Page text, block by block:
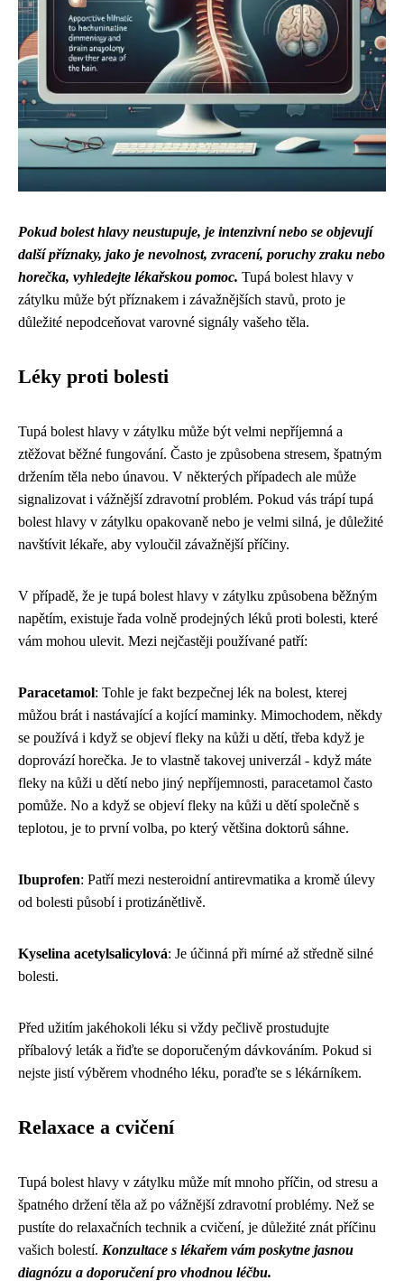
Pokud bolest hlavy neustupuje, je intenzivní nebo se objevují
další příznaky, jako je nevolnost, zvracení, poruchy zraku nebo
horečka, vyhledejte lékařskou pomoc. Tupá bolest hlavy v
zátylku může být příznakem i závažnějších stavů, proto je
důležité nepodceňovat varovné signály vašeho těla.
Léky proti bolesti
Tupá bolest hlavy v zátylku může být velmi nepříjemná a
ztěžovat běžné fungování. Často je způsobena stresem, špatným
držením těla nebo únavou. V některých případech ale může
signalizovat i vážnější zdravotní problém. Pokud vás trápí tupá
bolest hlavy v zátylku opakovaně nebo je velmi silná, je důležité
navštívit lékaře, aby vyloučil závažnější příčiny.
V případě, že je tupá bolest hlavy v zátylku způsobena běžným
napětím, existuje řada volně prodejných léků proti bolesti, které
vám mohou ulevit. Mezi nejčastěji používané patří:
Paracetamol: Tohle je fakt bezpečnej lék na bolest, kterej
můžou brát i nastávající a kojící maminky. Mimochodem, někdy
se používá i když se objevífleky na kůži u dětí, třeba když je
doprovází horečka. Je to vlastně takovej univerzál - když máte
fleky na kůži u dětí nebo jiný nepříjemnosti, paracetamol často
pomůže. No a když se objeví fleky na kůži u dětí společně s
teplotou, je to první volba, po který většina doktorů sáhne.
Ibuprofen: Patří mezi nesteroidní antirevmatika a kromě úlevy
od bolesti působí i protizánětlivě.
Kyselina acetylsalicylová: Je účinná při mírné až středně silné
bolesti.
Před užitím jakéhokoli léku si vždy pečlivě prostudujte
příbalový leták a řiďte se doporučeným dávkováním. Pokud si
nejste jistí výběrem vhodného léku, poraďte se s lékárníkem.
Relaxace a cvičení
Tupá bolest hlavy v zátylku může mít mnoho příčin, od stresu a
špatného držení těla až po vážnější zdravotní problémy. Než se
pustíte do relaxačních technik a cvičení, je důležité znát příčinu
vašich bolestí. Konzultace s lékařem vám poskytne jasnou
diagnózu a doporučení pro vhodnou léčbu.